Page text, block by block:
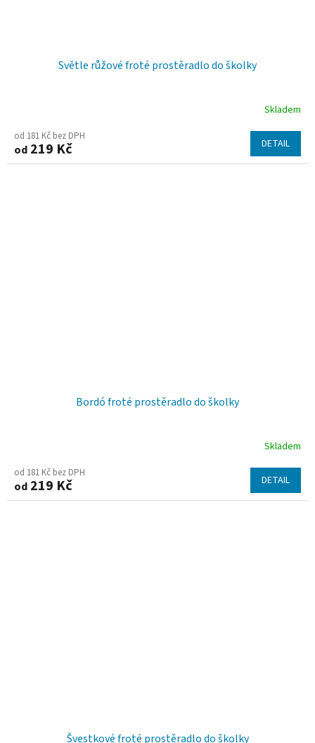
Světle růžové froté prostěradlo do školky
Skladem
od 181 Kč bez DPH
od 219 Kč DETAIL
Bordó froté prostěradlo do školky
Skladem
od 181 Kč bez DPH
od 219 Kč DETAIL
Švestkové froté prostěradlo do školky